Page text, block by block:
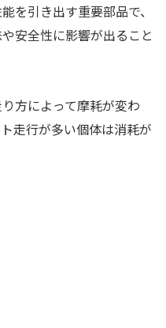
を引き出す重要部品で、
安全性に影響が出ること
方によって摩耗が変わ
走行が多い個体は消耗が